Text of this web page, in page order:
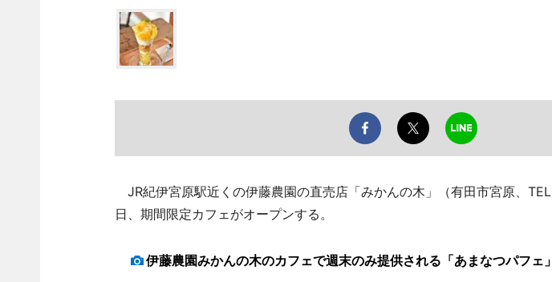
JR紀伊宮原駅近くの伊藤農園の直売店「みかんの木」（有田市宮原、TEL
日、期間限定カフェがオープンする。
伊藤農園みかんの木のカフェで週末のみ提供される「あまなつパフェ」